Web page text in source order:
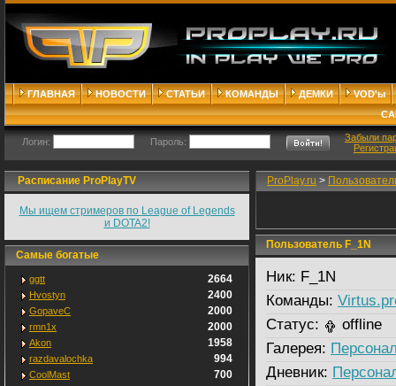
ГЛАВНАЯ НОВОСТИ СТАТЬИ КОМАНДЫ ДЕМКИ
VOD'ы
Логин: Пароль:
Забыли
Расписание ProPlayTV
Мы ищем стримеров по League of Legends
и DOTA2!
Самые богатые
ggtt 2664
Hvostyn 2400
GopaveC 2000
rmn1x 2000
Akon 1958
razdavalochka 994
CoolMast 700
ProPlay.ru >
Пользователь F_1N
Ник: F_1N
Команды:
Статус:
offline
Галерея:
Дневник: